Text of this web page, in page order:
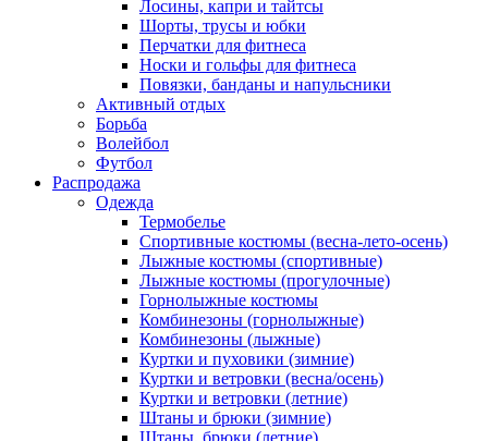
Лосины, капри и тайтсы
Шорты, трусы и юбки
Перчатки для фитнеса
Носки и гольфы для фитнеса
Повязки, банданы и напульсники
Активный отдых
Борьба
Волейбол
Футбол
Распродажа
Одежда
Термобелье
Спортивные костюмы (весна-лето-осень)
Лыжные костюмы (спортивные)
Лыжные костюмы (прогулочные)
Горнолыжные костюмы
Комбинезоны (горнолыжные)
Комбинезоны (лыжные)
Куртки и пуховики (зимние)
Куртки и ветровки (весна/осень)
Куртки и ветровки (летние)
Штаны и брюки (зимние)
Штаны, брюки (летние)